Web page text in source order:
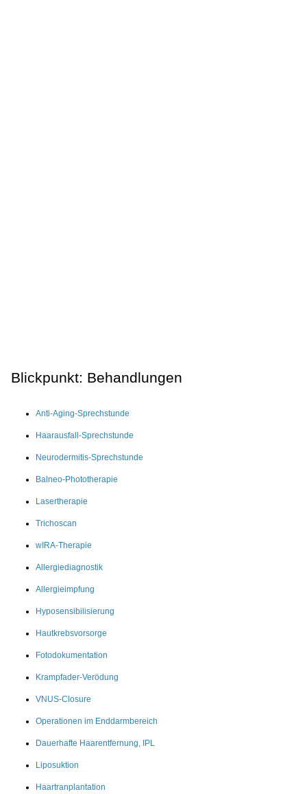
Blickpunkt: Behandlungen
Anti-Aging-Sprechstunde
Haarausfall-Sprechstunde
Neurodermitis-Sprechstunde
Balneo-Phototherapie
Lasertherapie
Trichoscan
wIRA-Therapie
Allergiediagnostik
Allergieimpfung
Hyposensibilisierung
Hautkrebsvorsorge
Fotodokumentation
Krampfader-Verödung
VNUS-Closure
Operationen im Enddarmbereich
Dauerhafte Haarentfernung, IPL
Liposuktion
Haartranplantation